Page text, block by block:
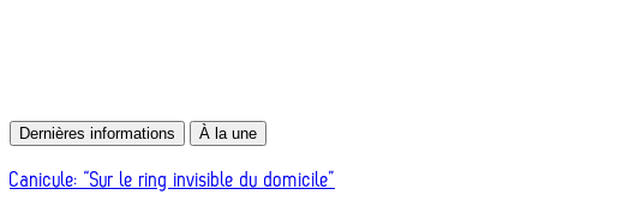
Dernières informations À la une
Canicule: “Sur le ring invisible du domicile”